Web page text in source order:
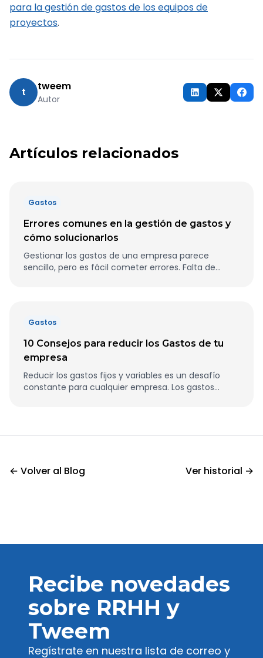
para la gestión de gastos de los equipos de
proyectos.
t tweem
Autor
Artículos relacionados
Gastos
Errores comunes en la gestión de gastos y
cómo solucionarlos
Gestionar los gastos de una empresa parece
sencillo, pero es fácil cometer errores. Falta de
También aumenta el riesgo de errores humanos. Sin
integración con herramientas contables, la
planificación financiera se complica. Por suerte, hay
soluciones para optimizar la gestión de gastos. La
automatización y políticas claras reducen la carga
administrativa. En este artículo, te mostramos los
Gastos
10 Consejos para reducir los Gastos de tu
empresa
Reducir los gastos fijos y variables es un desafío
constante para cualquier empresa. Los gastos
manera eficiente.
← Volver al Blog Ver historial →
Recibe novedades
sobre RRHH y
Tweem
Regístrate en nuestra lista de correo y